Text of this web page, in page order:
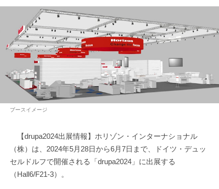
ブースイメージ
【drupa2024出展情報】ホリゾン・インターナショナル
（株）は、2024年5月28日から6月7日まで、ドイツ・デュッ
セルドルフで開催される「drupa2024」に出展する
（Hall6/F21-3）。